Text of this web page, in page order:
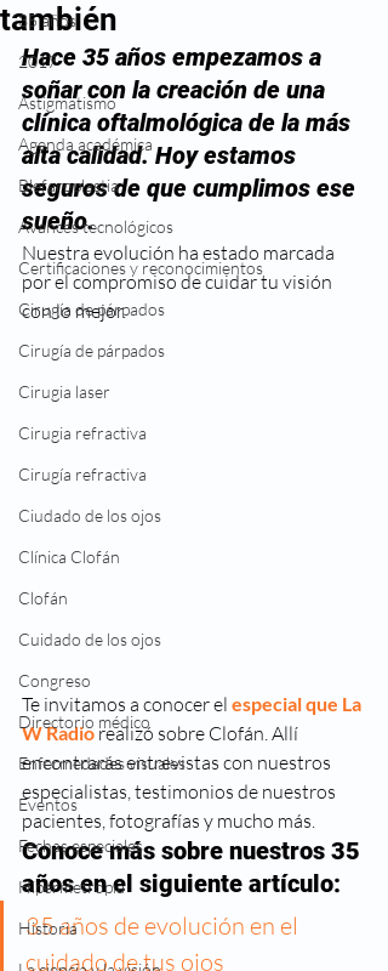
35 años
2017
Astigmatismo
Agenda académica
Blefaroplastia
Avances tecnológicos
Certificaciones y reconocimientos
Cirugía de párpados
Cirugía de párpados
Cirugia laser
Cirugia refractiva
Cirugía refractiva
Ciudado de los ojos
Clínica Clofán
Clofán
Cuidado de los ojos
Congreso
Directorio médico
Enfermedades visuales
Eventos
Fechas especiales
Hipermetropia
Historia
también
Hace 35 años empezamos a
soñar con la creación de una
clínica oftalmológica de la más
alta calidad. Hoy estamos
seguros de que cumplimos ese
sueño.
Nuestra evolución ha estado marcada
por el compromiso de cuidar tu visión
con lo mejor.
Te invitamos a conocer el especial que La
W Radio realizó sobre Clofán. Allí
encontrarás entrevistas con nuestros
especialistas, testimonios de nuestros
pacientes, fotografías y mucho más.
Conoce más sobre nuestros 35
años en el siguiente artículo:
35 años de evolución en el
cuidado de tus ojos